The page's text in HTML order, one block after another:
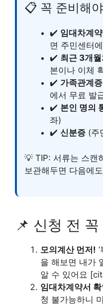
📋 꼭 준비해
✔️ 임대차계약
면 주민센터
✔️ 최근 3개
본이나 이체
✔️ 가족관계
에서 무료 발
✔️ 본인 명의
좌)
✔️ 신분증 (주
💡 TIP: 서류는 스캔
보관해두면 다음에
📌 신청 전
모의계산 먼저!
을 해보면 내가
알 수 있어요
임대차계약서 확
청 불가능하니